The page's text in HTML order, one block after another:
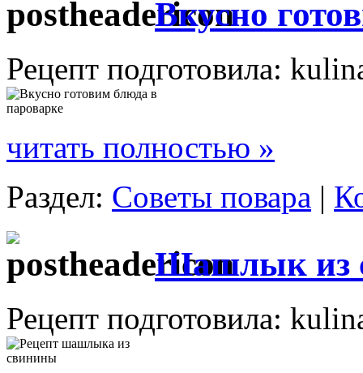
Вкусно
Рецепт подготовила:
читать полностью »
Раздел: Советы повара |
Шашлык из
Рецепт подготовила: